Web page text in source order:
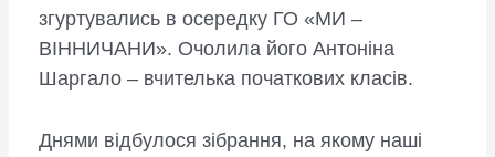
згуртувались в осередку ГО «МИ –
ВІННИЧАНИ». Очолила його Антоніна
Шаргало – вчителька початкових класів.
Днями відбулося зібрання, на якому наші